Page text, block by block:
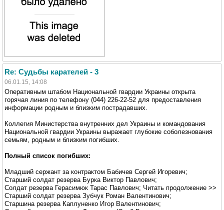
Re: Судьбы карателей - 3
06.01.15, 14:08
Оперативным штабом Национальной гвардии Украины открыта
горячая линия по телефону (044) 226-22-52 для предоставления
информации родным и близким пострадавших.
Коллегия Министерства внутренних дел Украины и командования
Национальной гвардии Украины выражает глубокие соболезнования
семьям, родным и близким погибших.
Полный список погибших:
Младший сержант за контрактом Бабичев Сергей Игоревич;
Старший солдат резерва Бурка Виктор Павлович;
Солдат резерва Герасимюк Тарас Павлович; Читать продолжение >>
Старший солдат резерва Зубчук Роман Валентинович;
Старшина резерва Каплуненко Игор Валентинович;